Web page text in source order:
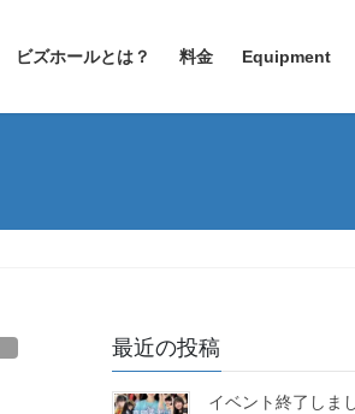
ビズホールとは？ 料金 Equipment
最近の投稿
イベント終了しま